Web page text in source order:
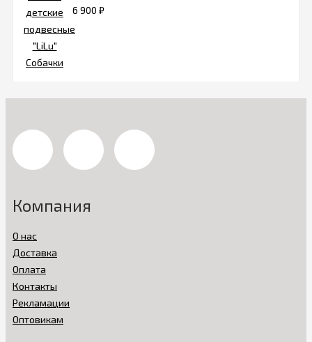
6 900 ₽
Компания
О нас
Доставка
Оплата
Контакты
Рекламации
Оптовикам